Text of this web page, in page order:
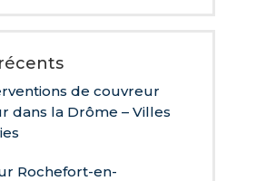
de couvreur
dans la Drôme – Villes
Rochefort-en-